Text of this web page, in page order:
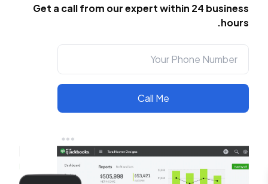
Get a call from our expert within 24 business
hours.
Call Me